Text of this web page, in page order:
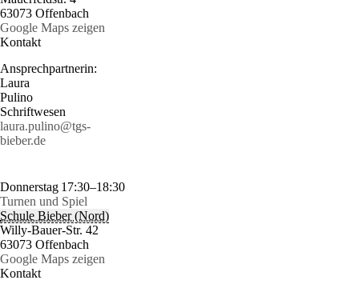
63073 Offenbach
Google Maps zeigen
Kontakt
Ansprechpartnerin:
Laura
Pulino
Schriftwesen
laura.pulino@tgs-
bieber.de
Donnerstag 17:30–18:30
Turnen und Spiel
Schule Bieber (Nord)
Willy-Bauer-Str. 42
63073 Offenbach
Google Maps zeigen
Kontakt